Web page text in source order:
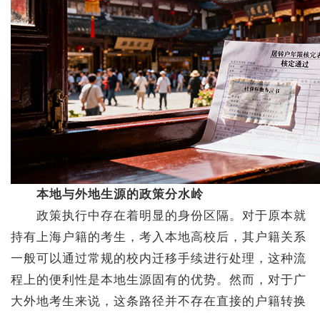
本地与外地生源的政策分水岭
政策执行中存在着明显的身份区隔。对于原本就
持有上海户籍的考生，考入本地高校后，其户籍关系
一般可以通过常规的校内迁移手续进行处理，这种流
程上的便利性是本地生源固有的优势。然而，对于广
大外地考生来说，这条路径并不存在直接的户籍转换